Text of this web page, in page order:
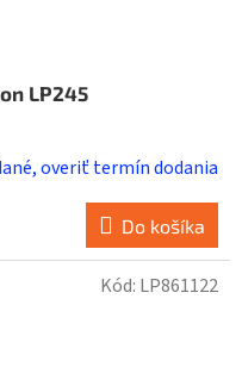
LP245
overiť termín dodania
Do košíka
Kód: LP861122